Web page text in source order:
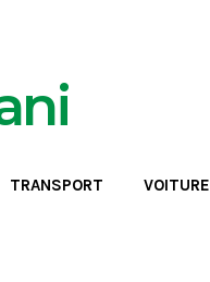
TRANSPORT VOITURE